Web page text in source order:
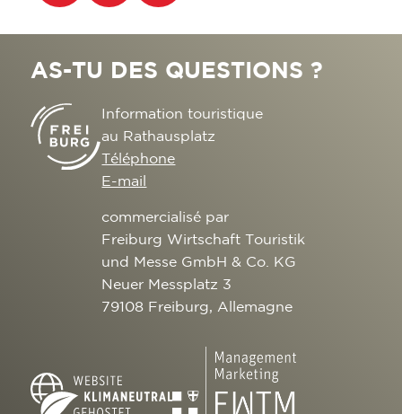
AS-TU DES QUESTIONS ?
Information touristique
au Rathausplatz
Téléphone
E-mail
commercialisé par
Freiburg Wirtschaft Touristik
und Messe GmbH & Co. KG
Neuer Messplatz 3
79108 Freiburg, Allemagne